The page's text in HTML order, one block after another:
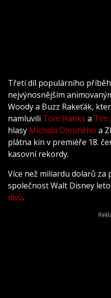
Třetí díl populárního
nejvýnosnějším
Woody a Buzz Rakeťák,
namluvili Tom Hanks a Tim
hlasy Michala Dlouhého a
plátna kin v premiéře 18.
kasovní rekordy.
Více než miliardu dolarů
společnost Walt Disney
divů.